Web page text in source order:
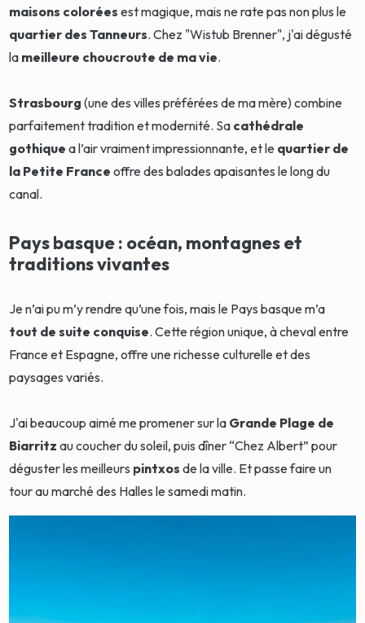
maisons colorées est magique, mais ne rate pas non plus le
quartier des Tanneurs. Chez "Wistub Brenner", j'ai dégusté
la meilleure choucroute de ma vie.
Strasbourg(une des villes préférées de ma mère) combine
parfaitement tradition et modernité. Sa cathédrale
gothique a l’air vraiment impressionnante, et le quartier de
la Petite France offre des balades apaisantes le long du
canal.
Pays basque : océan, montagnes et
traditions vivantes
Je n’ai pu m’y rendre qu’une fois, mais le Pays basque m’a
tout de suite conquise. Cette région unique, à cheval entre
France et Espagne, offre une richesse culturelle et des
paysages variés.
J'ai beaucoup aimé me promener sur la Grande Plage de
Biarritz au coucher du soleil, puis dîner “Chez Albert” pour
déguster les meilleurs pintxos de la ville. Et passe faire un
tour au marché des Halles le samedi matin.